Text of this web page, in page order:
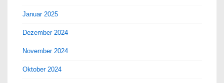
Januar 2025
Dezember 2024
November 2024
Oktober 2024